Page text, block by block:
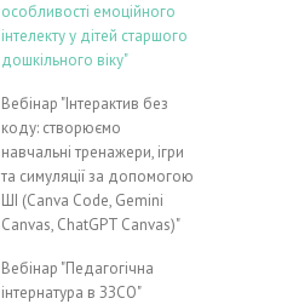
особливості емоційного
інтелекту у дітей старшого
дошкільного віку"
Вебінар "Інтерактив без
коду: створюємо
навчальні тренажери, ігри
та симуляції за допомогою
ШІ (Canva Code, Gemini
Canvas, ChatGPT Canvas)"
Вебінар "Педагогічна
інтернатура в ЗЗСО"